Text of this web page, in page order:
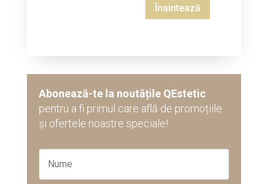
Înaintează
Abonează-te la noutățile QEstetic
pentru a fi primul care află de promoțiile
și ofertele noastre speciale!